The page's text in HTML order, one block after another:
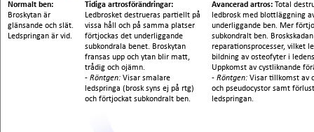
Normalt ben:
Broskytan är
glänsande och slät.
Ledspringan är vid.
Avancerad artros: Total
ledbrosk med blottläggning
underliggande ben. Mer
subkondralt ben.
reparationsprocesser, vilket
bildning av osteofyter i
Uppkomst av cystliknande
- Röntgen: Visar tillkomst av
och pseudocystor samt
ledspringan.
Tidiga artrosförändringar:
Ledbrosket destrueras partiellt på
vissa håll och på samma platser
förtjockas det underliggande
subkondrala benet. Broskytan
fransas upp och ytan blir matt,
trådig och ojämn.
- Röntgen: Visar smalare
ledspringa (brosk syns ej på rtg)
och förtjockat subkondralt ben.